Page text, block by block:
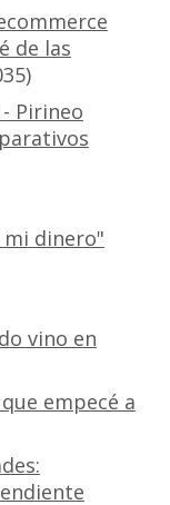
de las
Pirineo
mi dinero"
vino en
empecé a